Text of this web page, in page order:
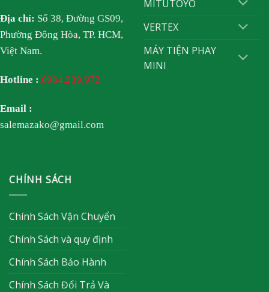
Địa chỉ: Số 38, Đường GS09,
Phường Đông Hòa, TP. HCM,
Việt Nam.
Hotline : 0984.239.972
Email :
salemazako@gmail.com
MITUTOYO
VERTEX
MÁY TIỆN PHAY
MINI
CHÍNH SÁCH
Chính Sách Vận Chuyển
Chính Sách và quy định
Chính Sách Bảo Hành
Chính Sách Đổi Trả Và